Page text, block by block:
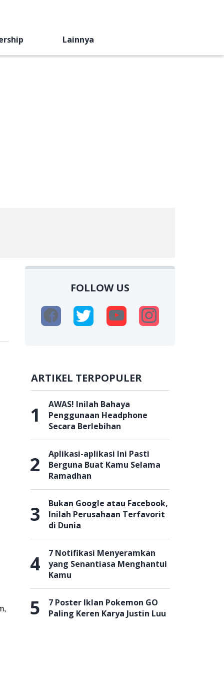
Lainnya
FOLLOW US
ARTIKEL TERPOPULER
1
AWAS! Inilah Bahaya
Penggunaan Headphone
Secara Berlebihan
2
Aplikasi-aplikasi Ini Pasti
Berguna Buat Kamu Selama
Ramadhan
3
Bukan Google atau Facebook,
Inilah Perusahaan Terfavorit
di Dunia
4
7 Notifikasi Menyeramkan
yang Senantiasa Menghantui
Kamu
5
7 Poster Iklan Pokemon GO
Paling Keren Karya Justin Luu